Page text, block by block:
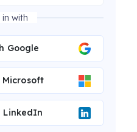
in with
Google
Microsoft
LinkedIn